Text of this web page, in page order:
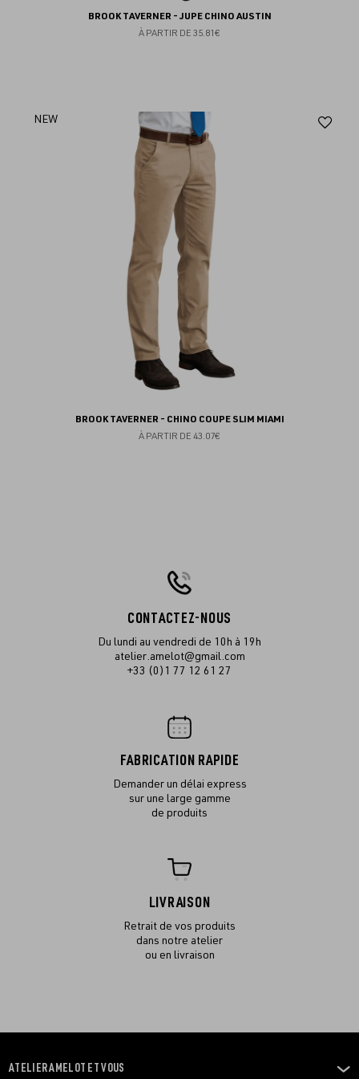
BROOK TAVERNER - JUPE CHINO AUSTIN
À PARTIR DE 35.81€
NEW
BROOK TAVERNER - CHINO COUPE SLIM MIAMI
À PARTIR DE 43.07€
CONTACTEZ-NOUS
Du lundi au vendredi de 10h à 19h
atelier.amelot@gmail.com
+33 (0)1 77 12 61 27
FABRICATION RAPIDE
Demander un délai express
sur une large gamme
de produits
LIVRAISON
Retrait de vos produits
dans notre atelier
ou en livraison
OUVRIR
ATELIER AMELOT ET VOUS